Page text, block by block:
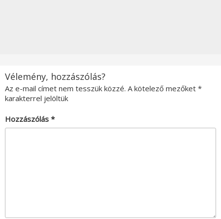
Vélemény, hozzászólás?
Az e-mail címet nem tesszük közzé. A kötelező mezőket *
karakterrel jelöltük
Hozzászólás *